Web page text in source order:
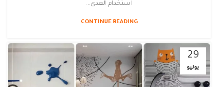
استخدام العدي...
CONTINUE READING
29
يوليو